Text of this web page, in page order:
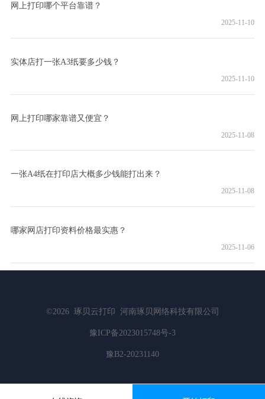
网上打印哪个平台靠谱？
2025-11-10
实体店打一张A3纸要多少钱？
2025-11-10
网上打印哪家靠谱又便宜？
2025-11-08
一张A4纸在打印店大概多少钱能打出来？
2025-11-08
哪家网店打印资料价格最实惠？
2025-11-06
©2026 琢贝云打印 河南琢贝网络科技有限公司
豫ICP备2023015748号-3
豫B2-20231140